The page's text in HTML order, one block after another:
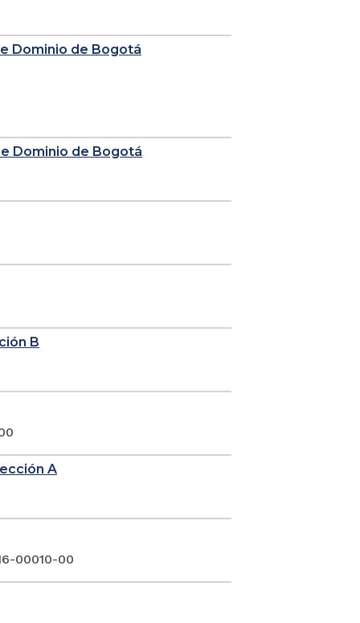
Dominio de Bogotá
Dominio de Bogotá
B
A
00010-00